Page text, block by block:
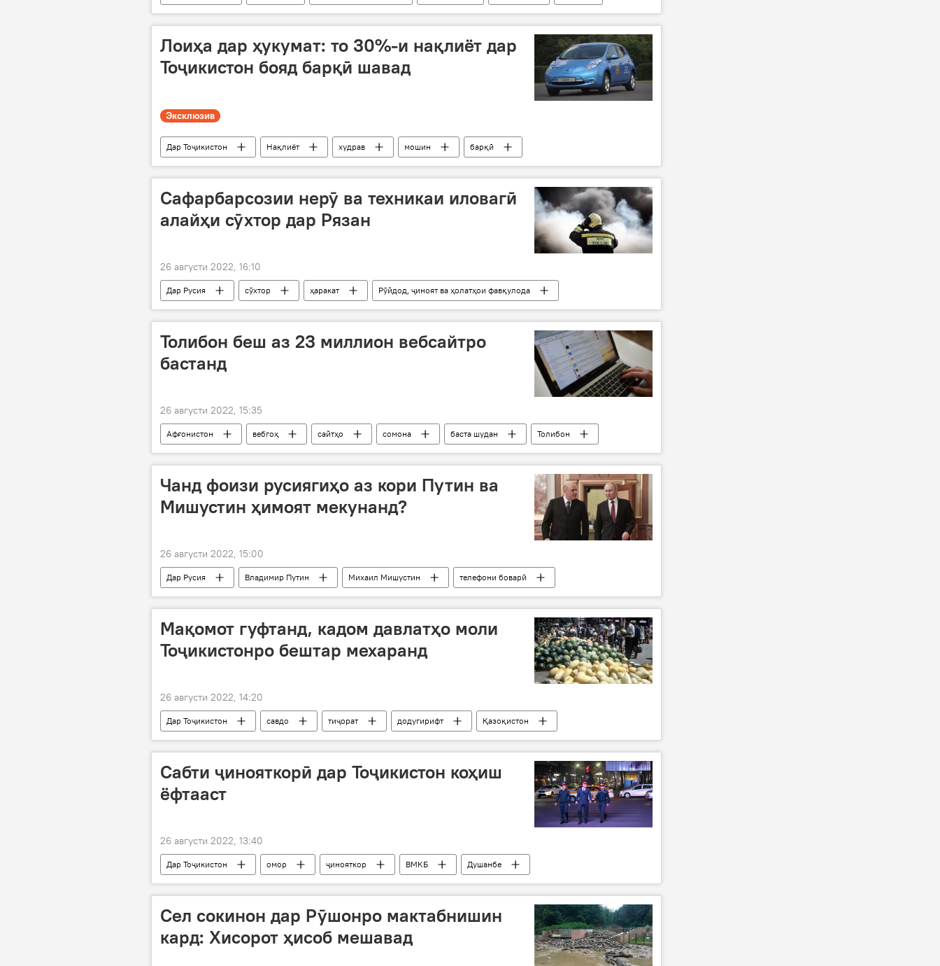
Лоиҳа дар ҳукумат: то 30%-и нақлиёт дар
Тоҷикистон бояд барқӣ шавад
Эксклюзив
Дар Тоҷикистон Нақлиёт худрав мошин
барқӣ
Вазорати нақлиёт
сабукӣ воридот
Сафарбарсозии нерӯ ва техникаи иловагӣ
алайҳи сӯхтор дар Рязан
26 августи 2022, 16:10
Дар Русия сӯхтор ҳаракат
Рӯйдод, ҷиноят ва ҳолатҳои фавқулода
оташнишон
Толибон беш аз 23 миллион вебсайтро
бастанд
26 августи 2022, 15:35
Афғонистон вебгоҳ сайтҳо сомона баста шудан
Толибон
Осиёи Марказӣ
Чанд фоизи русиягиҳо аз кори Путин ва
Мишустин ҳимоят мекунанд?
26 августи 2022, 15:00
Дар Русия Владимир Путин Михаил Мишустин
телефони боварӣ
назарпурсӣ
эътимод ҷонибдорӣ
Мақомот гуфтанд, кадом давлатҳо моли
Тоҷикистонро бештар мехаранд
26 августи 2022, 14:20
Дар Тоҷикистон савдо тиҷорат додугирифт
Қазоқистон
Ӯзбекистон
Сабти ҷинояткорӣ дар Тоҷикистон коҳиш
ёфтааст
26 августи 2022, 13:40
Дар Тоҷикистон омор ҷинояткор ВМКБ
Душанбе
Рӯйдод, ҷиноят ва ҳолатҳои фавқулода
Cел сокинон дар Рӯшонро мактабнишин
кард: Хисорот ҳисоб мешавад